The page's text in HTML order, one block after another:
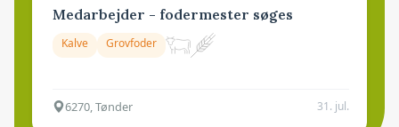
Medarbejder - fodermester søges
Kalve Grovfoder
6270, Tønder 31. jul.